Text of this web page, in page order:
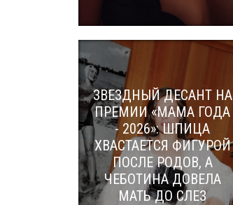
ЗВЕЗДНЫЙ ДЕСАНТ НА
ПРЕМИИ «МАМА ГОДА
- 2026»: ШПИЦА
ХВАСТАЕТСЯ ФИГУРОЙ
ПОСЛЕ РОДОВ, А
ЧЕБОТИНА ДОВЕЛА
МАТЬ ДО СЛЕЗ